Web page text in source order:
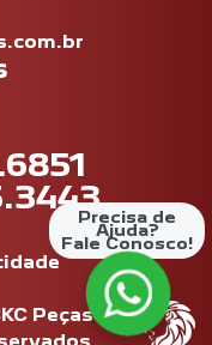
Peças
Precisa de
Ajuda?
Fale Conosco!